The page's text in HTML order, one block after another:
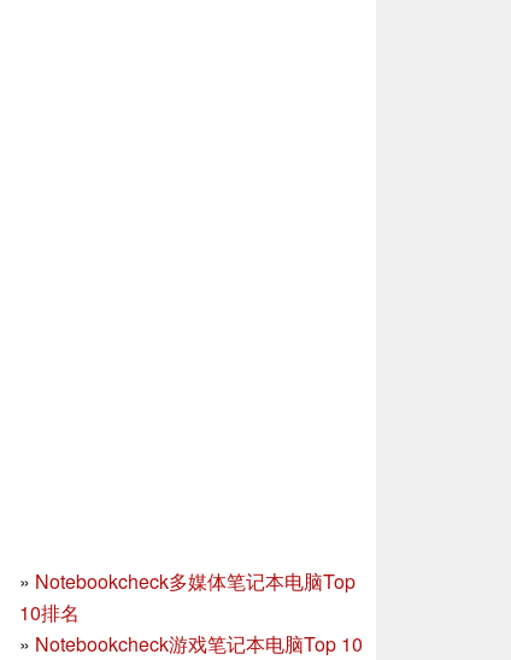
» Notebookcheck多媒体笔记本电脑Top
10排名
» Notebookcheck游戏笔记本电脑Top 10